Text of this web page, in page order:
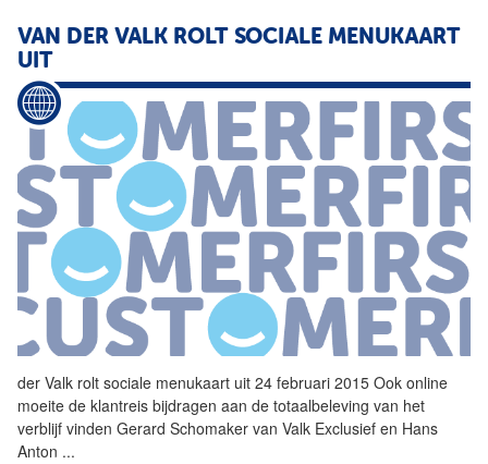
VAN DER VALK ROLT SOCIALE MENUKAART
UIT
der Valk rolt sociale menukaart uit 24 februari 2015 Ook online
moeite de klantreis bijdragen aan de totaalbeleving van het
verblijf vinden Gerard Schomaker van Valk Exclusief en Hans
Anton ...